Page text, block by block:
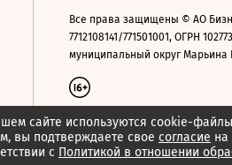
сайте используются cookie-
вы подтверждаете свое согласие на
с Политикой в отношении
Все права защищены © АО
7712108141/771501001, ОГРН
муниципальный округ Марьина